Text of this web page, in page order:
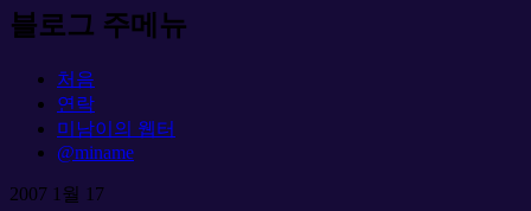
블로그 주메뉴
처음
연락
미남이의 웹터
@miname
2007 1월 17